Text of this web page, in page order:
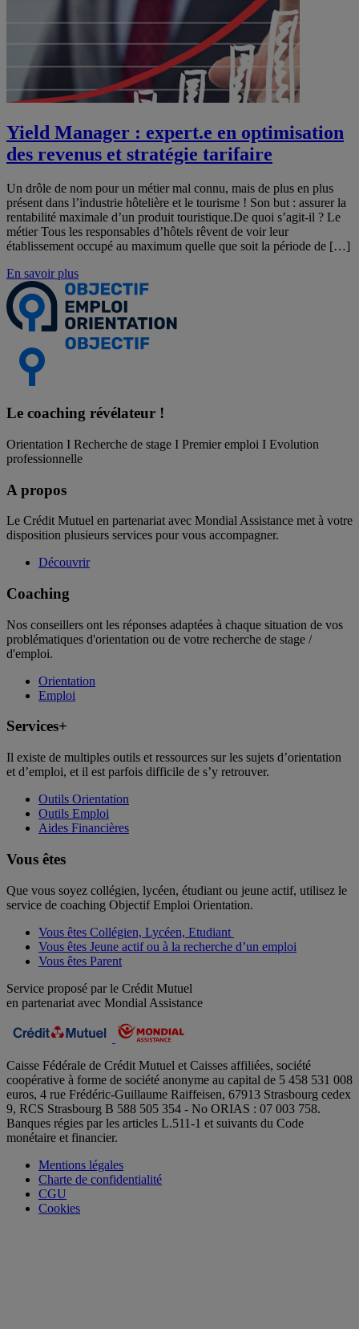
Yield Manager : expert.e en optimisation
des revenus et stratégie tarifaire
Un drôle de nom pour un métier mal connu, mais de plus en plus
présent dans l’industrie hôtelière et le tourisme ! Son but : assurer la
rentabilité maximale d’un produit touristique.De quoi s’agit-il ? Le
métier Tous les responsables d’hôtels rêvent de voir leur
établissement occupé au maximum quelle que soit la période de […]
En savoir plus
Le coaching révélateur !
Orientation I Recherche de stage I Premier emploi I Evolution
professionnelle
A propos
Le Crédit Mutuel en partenariat avec Mondial Assistance met à votre
disposition plusieurs services pour vous accompagner.
Découvrir
Coaching
Nos conseillers ont les réponses adaptées à chaque situation de vos
problématiques d'orientation ou de votre recherche de stage /
d'emploi.
Orientation
Emploi
Services+
Il existe de multiples outils et ressources sur les sujets d’orientation
et d’emploi, et il est parfois difficile de s’y retrouver.
Outils Orientation
Outils Emploi
Aides Financières
Vous êtes
Que vous soyez collégien, lycéen, étudiant ou jeune actif, utilisez le
service de coaching Objectif Emploi Orientation.
Vous êtes Collégien, Lycéen, Etudiant
Vous êtes Jeune actif ou à la recherche d’un emploi
Vous êtes Parent
Service proposé par le Crédit Mutuel
en partenariat avec Mondial Assistance
Caisse Fédérale de Crédit Mutuel et Caisses affiliées, société
coopérative à forme de société anonyme au capital de 5 458 531 008
euros, 4 rue Frédéric-Guillaume Raiffeisen, 67913 Strasbourg cedex
9, RCS Strasbourg B 588 505 354 - No ORIAS : 07 003 758.
Banques régies par les articles L.511-1 et suivants du Code
monétaire et financier.
Mentions légales
Charte de confidentialité
CGU
Cookies